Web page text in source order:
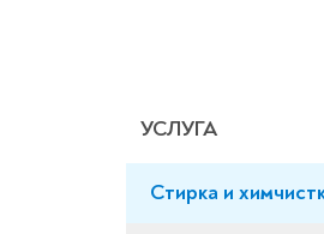
УСЛУГА
Стирка и